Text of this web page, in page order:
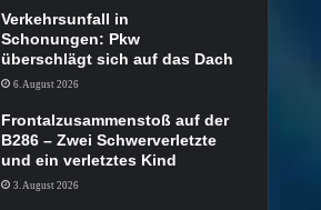
Verkehrsunfall in
Schonungen: Pkw
überschlägt sich auf das Dach
6. August 2026
Frontalzusammenstoß auf der
B286 – Zwei Schwerverletzte
und ein verletztes Kind
3. August 2026